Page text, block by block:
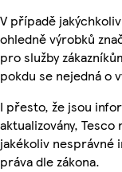
V případě
ohledně výrobků
pro služby
pokdu se nejedná o
I přesto, že jsou
aktualizovány,
jakékoliv nesprávné
práva dle zákona.